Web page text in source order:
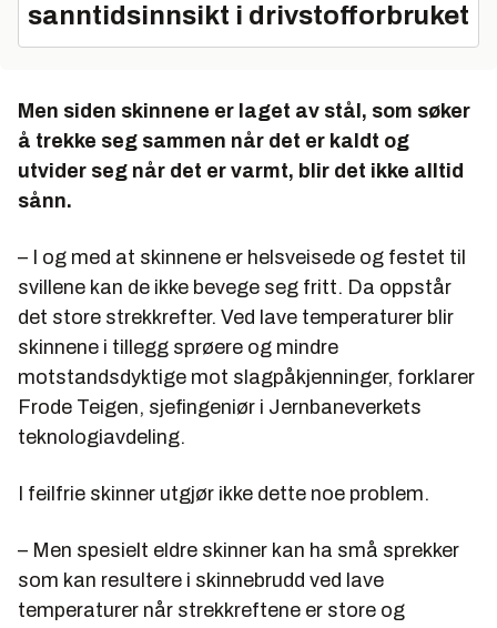
sanntidsinnsikt i drivstofforbruket
Men siden skinnene er laget av stål, som søker
å trekke seg sammen når det er kaldt og
utvider seg når det er varmt, blir det ikke alltid
sånn.
– I og med at skinnene er helsveisede og festet til
svillene kan de ikke bevege seg fritt. Da oppstår
det store strekkrefter. Ved lave temperaturer blir
skinnene i tillegg sprøere og mindre
motstandsdyktige mot slagpåkjenninger, forklarer
Frode Teigen, sjefingeniør i Jernbaneverkets
teknologiavdeling.
I feilfrie skinner utgjør ikke dette noe problem.
– Men spesielt eldre skinner kan ha små sprekker
som kan resultere i skinnebrudd ved lave
temperaturer når strekkreftene er store og